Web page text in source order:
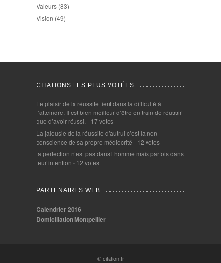
Valeurs (83)
Vision (49)
CITATIONS LES PLUS VOTÉES
Le plaisir de la réussite tient dans la difficulté à
l’atteindre. Il est bien meilleur d’être en train de réussir
que d’avoir réussi. - 17 votes
La jalousie de la réussite d’autrui c’est la non-
conscience de sa propre médiocrité - 12 votes
la perfection n’est pas dans l homme mais parfois dans
leur intention - 12 votes
PARTENAIRES WEB
Calendrier 2016
Domiciliation Montpellier
© citation.fr